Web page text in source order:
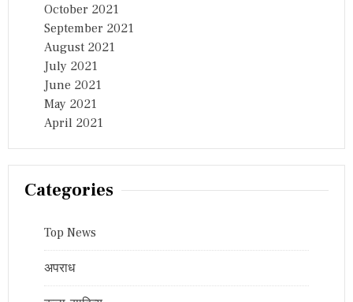
October 2021
September 2021
August 2021
July 2021
June 2021
May 2021
April 2021
Categories
Top News
अपराध